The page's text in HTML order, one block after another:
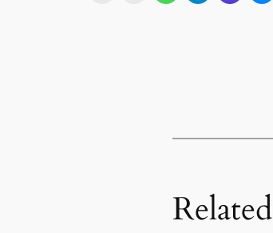
Related